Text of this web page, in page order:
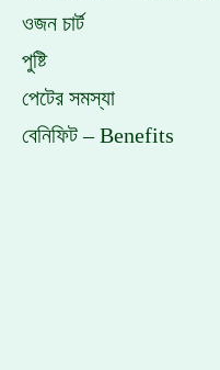
ওজন চার্ট
পুষ্টি
পেটের সমস্যা
বেনিফিট – Benefits